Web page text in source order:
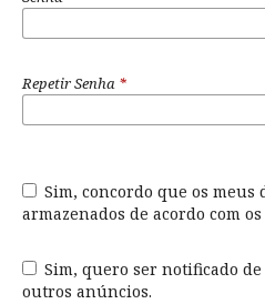
Repetir Senha *
Sim, concordo que os meus dados sejam recolhidos e
armazenados de acordo com os
Sim, quero ser notificado de novas publicações e
outros anúncios.